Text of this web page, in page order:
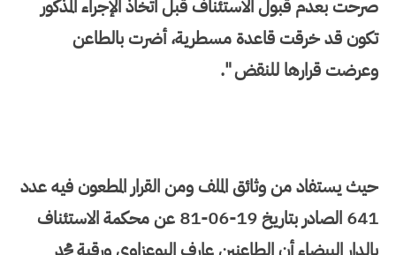
صرحت بعدم قبول الاستئناف قبل اتخاذ الإجراء المذكور
تكون قد خرقت قاعدة مسطرية، أضرت بالطاعن
وعرضت قرارها للنقض ".
حيث يستفاد من وثائق الملف ومن القرار المطعون فيه عدد
641 الصادر بتاريخ 19-06-81 عن محكمة الاستئناف
بالدار البيضاء أن الطاعنين عارف البوعزاوي ورقية محمد